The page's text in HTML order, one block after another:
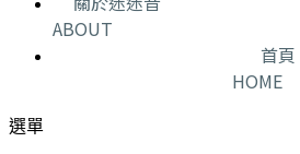
ABOUT
首頁
HOME
選單